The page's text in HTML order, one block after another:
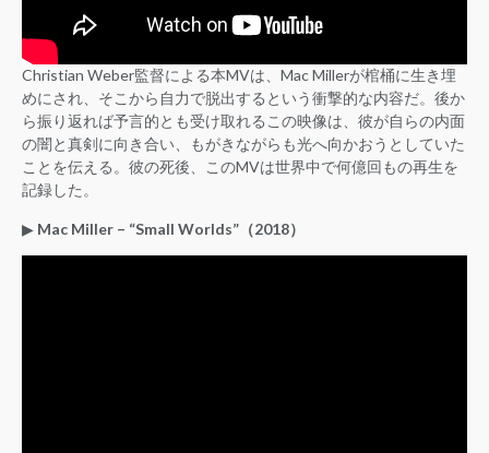
Christian Weber監督による本MVは、Mac Millerが棺桶に生き埋
めにされ、そこから自力で脱出するという衝撃的な内容だ。後か
ら振り返れば予言的とも受け取れるこの映像は、彼が自らの内面
の闇と真剣に向き合い、もがきながらも光へ向かおうとしていた
ことを伝える。彼の死後、このMVは世界中で何億回もの再生を
記録した。
▶︎ Mac Miller – “Small Worlds”（2018）